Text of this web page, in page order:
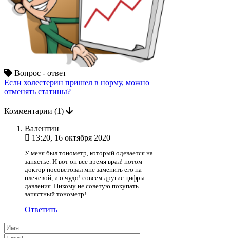
Вопрос - ответ
Если холестерин пришел в норму, можно
отменять статины?
Комментарии (1)
Валентин
13:20, 16 октября 2020
У меня был тонометр, который одевается на
запястье. И вот он все время врал! потом
доктор посоветовал мне заменить его на
плечевой, и о чудо! совсем другие цифры
давления. Никому не советую покупать
запястный тонометр!
Ответить